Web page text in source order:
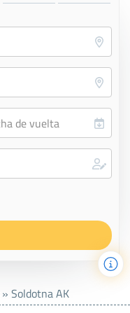
» Soldotna AK